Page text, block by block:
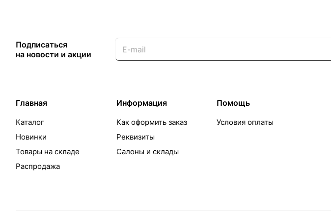
Подписаться
на новости и акции
Главная
Каталог
Новинки
Товары на складе
Распродажа
Информация
Как оформить заказ
Реквизиты
Салоны и склады
Помощь
Условия оплаты